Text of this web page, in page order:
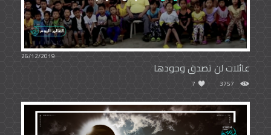
26/12/2019
عائلات لن تصدق وجودها
3757
7